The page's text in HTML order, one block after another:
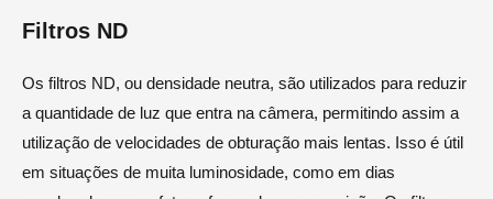
Filtros ND
Os filtros ND, ou densidade neutra, são utilizados para reduzir
a quantidade de luz que entra na câmera, permitindo assim a
utilização de velocidades de obturação mais lentas. Isso é útil
em situações de muita luminosidade, como em dias